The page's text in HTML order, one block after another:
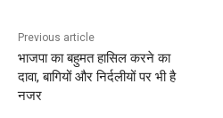
k
Previous article
भाजपा का बहुमत हासिल करने का
दावा, बागियों और निर्दलीयों पर भी है
नजर